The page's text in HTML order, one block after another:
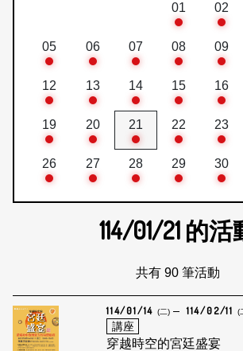
01 02
05 06 07 08 09
12 13 14 15 16
19 20 21 22 23
26 27 28 29 30
114/01/21 的活
共有 90 筆活動
114/01/14 (二) 114/02/11 (
講座
穿越時空的宮廷盛宴